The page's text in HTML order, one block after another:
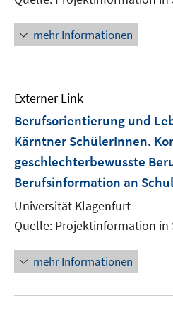
mehr Informationen
Externer Link
Berufsorientierung und
Kärntner SchülerInnen.
geschlechterbewusste
Berufsinformation an
Universität Klagenfurt
Quelle: Projektinformation in
mehr Informationen